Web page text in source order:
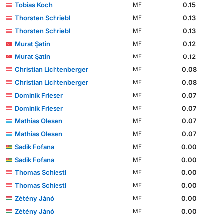
Tobias Koch
MF
0.15
Thorsten Schriebl
MF
0.13
Thorsten Schriebl
MF
0.13
Murat Şatin
MF
0.12
Murat Şatin
MF
0.12
Christian Lichtenberger
MF
0.08
Christian Lichtenberger
MF
0.08
Dominik Frieser
MF
0.07
Dominik Frieser
MF
0.07
Mathias Olesen
MF
0.07
Mathias Olesen
MF
0.07
Sadik Fofana
MF
0.00
Sadik Fofana
MF
0.00
Thomas Schiestl
MF
0.00
Thomas Schiestl
MF
0.00
Zétény Jánó
MF
0.00
Zétény Jánó
MF
0.00